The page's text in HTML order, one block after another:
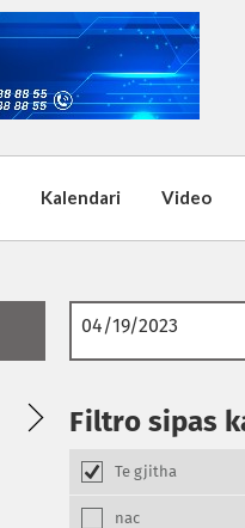
Kalendari Video
01Filtro sipas
Te gjitha
nac